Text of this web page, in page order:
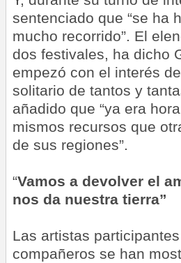
sentenciado que “se ha
mucho recorrido”. El
dos festivales, ha dicho
empezó con el interés
solitario de tantos y
añadido que “ya era
mismos recursos que
de sus regiones”.
“Vamos a devolver el
nos da nuestra tierra”
Las artistas
compañeros se han